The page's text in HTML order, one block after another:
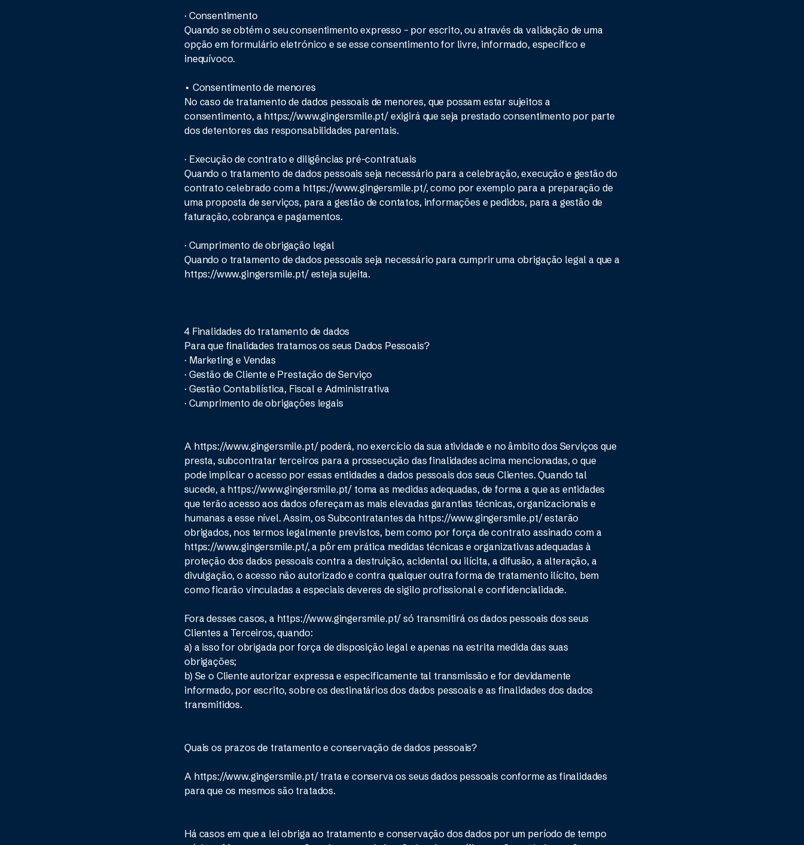
· Consentimento
Quando se obtém o seu consentimento expresso – por escrito, ou através da validação de uma
opção em formulário eletrónico e se esse consentimento for livre, informado, específico e
inequívoco.
• Consentimento de menores
No caso de tratamento de dados pessoais de menores, que possam estar sujeitos a
consentimento, a https://www.gingersmile.pt/ exigirá que seja prestado consentimento por parte
dos detentores das responsabilidades parentais.
· Execução de contrato e diligências pré-contratuais
Quando o tratamento de dados pessoais seja necessário para a celebração, execução e gestão do
contrato celebrado com a https://www.gingersmile.pt/, como por exemplo para a preparação de
uma proposta de serviços, para a gestão de contatos, informações e pedidos, para a gestão de
faturação, cobrança e pagamentos.
· Cumprimento de obrigação legal
Quando o tratamento de dados pessoais seja necessário para cumprir uma obrigação legal a que a
https://www.gingersmile.pt/ esteja sujeita.
4 Finalidades do tratamento de dados
Para que finalidades tratamos os seus Dados Pessoais?
· Marketing e Vendas
· Gestão de Cliente e Prestação de Serviço
· Gestão Contabilística, Fiscal e Administrativa
· Cumprimento de obrigações legais
A https://www.gingersmile.pt/ poderá, no exercício da sua atividade e no âmbito dos Serviços que
presta, subcontratar terceiros para a prossecução das finalidades acima mencionadas, o que
pode implicar o acesso por essas entidades a dados pessoais dos seus Clientes. Quando tal
sucede, a https://www.gingersmile.pt/ toma as medidas adequadas, de forma a que as entidades
que terão acesso aos dados ofereçam as mais elevadas garantias técnicas, organizacionais e
humanas a esse nível. Assim, os Subcontratantes da https://www.gingersmile.pt/ estarão
obrigados, nos termos legalmente previstos, bem como por força de contrato assinado com a
https://www.gingersmile.pt/, a pôr em prática medidas técnicas e organizativas adequadas à
proteção dos dados pessoais contra a destruição, acidental ou ilícita, a difusão, a alteração, a
divulgação, o acesso não autorizado e contra qualquer outra forma de tratamento ilícito, bem
como ficarão vinculadas a especiais deveres de sigilo profissional e confidencialidade.
Fora desses casos, a https://www.gingersmile.pt/ só transmitirá os dados pessoais dos seus
Clientes a Terceiros, quando:
a) a isso for obrigada por força de disposição legal e apenas na estrita medida das suas
obrigações;
b) Se o Cliente autorizar expressa e especificamente tal transmissão e for devidamente
informado, por escrito, sobre os destinatários dos dados pessoais e as finalidades dos dados
transmitidos.
Quais os prazos de tratamento e conservação de dados pessoais?
A https://www.gingersmile.pt/ trata e conserva os seus dados pessoais conforme as finalidades
para que os mesmos são tratados.
Há casos em que a lei obriga ao tratamento e conservação dos dados por um período de tempo